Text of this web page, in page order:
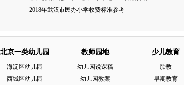
2018年武汉市民办小学收费标准参考
北京一类幼儿园
海淀区幼儿园
西城区幼儿园
教师园地
幼儿园说课稿
幼儿园教案
少儿教育
胎教
早期教育